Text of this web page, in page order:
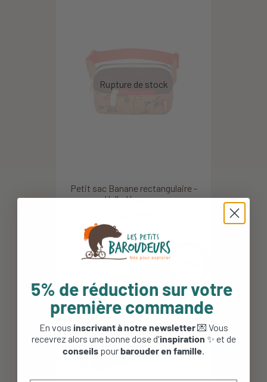
Petit sac Banane rectangulaire -
Hello Hossy -...
5% de réduction sur votre
première commande
En vous inscrivant à notre newsletter💌 Vous
recevrez alors une bonne dose d'inspiration ✨ et de
conseils pourbarouder en famille.